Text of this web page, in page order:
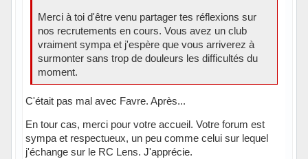
Merci à toi d'être venu partager tes réflexions sur
nos recrutements en cours. Vous avez un club
vraiment sympa et j'espère que vous arriverez à
surmonter sans trop de douleurs les difficultés du
moment.
C'était pas mal avec Favre. Après...
En tour cas, merci pour votre accueil. Votre forum est
sympa et respectueux, un peu comme celui sur lequel
j'échange sur le RC Lens. J'apprécie.